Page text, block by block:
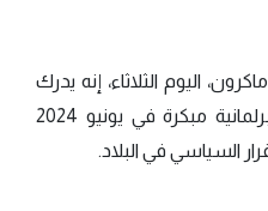
اليوم الثلاثاء، إنه يدرك
أن قراره الدعوة إلى انتخابات برلمانية مبكرة في يونيو 2024
السياسي في البلاد.